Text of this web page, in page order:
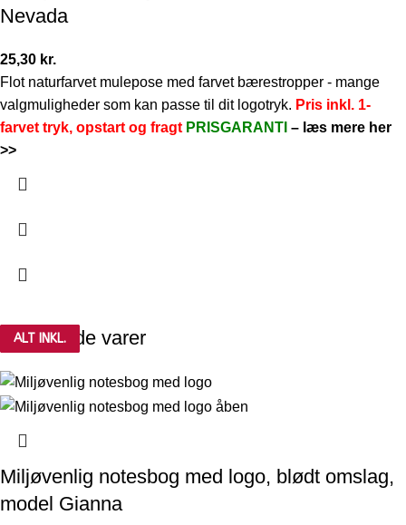
Nevada
25,30 kr.
Flot naturfarvet mulepose med farvet bærestropper - mange
valgmuligheder som kan passe til dit logotryk. Pris inkl. 1-
farvet tryk, opstart og fragt PRISGARANTI – læs mere her
>>
Relaterede varer
Miljøvenlig notesbog med logo, blødt omslag,
model Gianna
ALT INKL.
ALT INKL.
ALT INKL.
ALT INKL.
ALT INKL.
ALT INKL.